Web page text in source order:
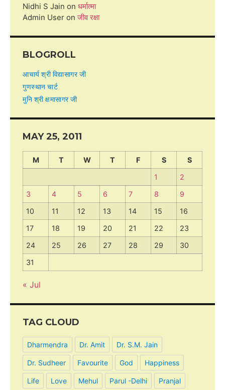
Nidhi S Jain on धर्मात्मा
Admin User onजीव रक्षा
BLOGROLL
आचार्य श्री विद्यासागर जी
गुणस्थान चार्ट
मुनि श्री क्षमासागर जी
MAY 25, 2011
M T W T F S
S
1
2
3
4 5 6 7 8
9
10
11 12 13 14 15
16
17
18 19 20 21 22
23
24
25 26 27 28 29
30
31
« Jul
TAG CLOUD
Dharmendra Dr. Amit Dr. S.M. Jain
Dr. Sudheer Favourite God Happiness
Life Love Mehul Parul -Delhi Pranjal